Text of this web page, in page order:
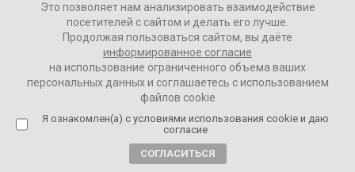
Наши колонки
Актуальное
Аналитика
Это позволяет нам анализировать взаимодействие
посетителей с сайтом и делать его лучше.
Продолжая пользоваться сайтом, вы даёте
информированное согласие
на использование ограниченного объема ваших
персональных данных и соглашаетесь с использованием
файлов cookie
Я ознакомлен(а) с условиями использования cookie и даю
согласие
СОГЛАСИТЬСЯ